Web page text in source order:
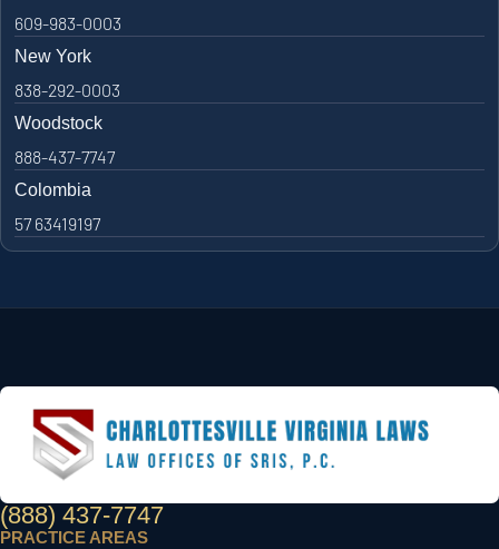
609-983-0003
New York
838-292-0003
Woodstock
888-437-7747
Colombia
57 63419197
(888) 437-7747
PRACTICE AREAS